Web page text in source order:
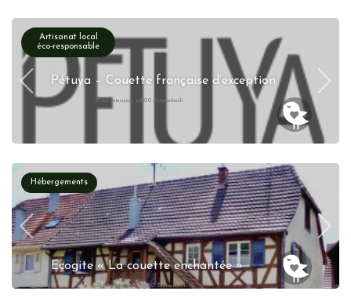
Artisanat local
éco-responsable
Pétuya – Couette française d’exception
21 rue principale 68230 Zimmerbach
Hébergements
Ecogite « La couette enchantée »
21 Rue Principale 68230 Zimmerbach